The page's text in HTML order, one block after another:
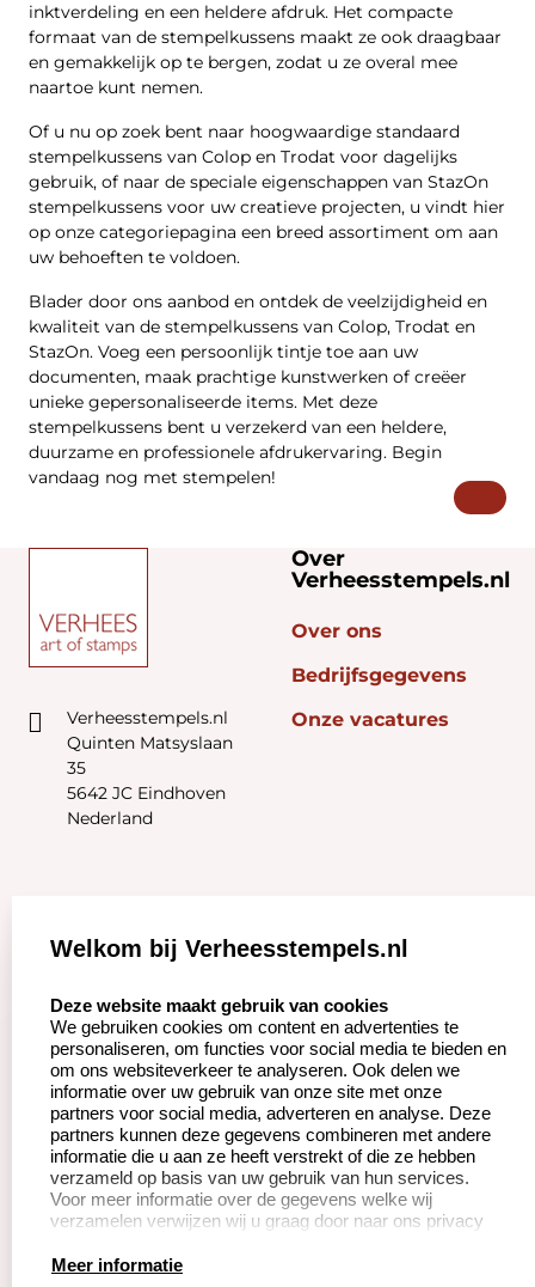
inktverdeling en een heldere afdruk. Het compacte
formaat van de stempelkussens maakt ze ook draagbaar
en gemakkelijk op te bergen, zodat u ze overal mee
naartoe kunt nemen.
Of u nu op zoek bent naar hoogwaardige standaard
stempelkussens van Colop en Trodat voor dagelijks
gebruik, of naar de speciale eigenschappen van StazOn
stempelkussens voor uw creatieve projecten, u vindt hier
op onze categoriepagina een breed assortiment om aan
uw behoeften te voldoen.
Blader door ons aanbod en ontdek de veelzijdigheid en
kwaliteit van de stempelkussens van Colop, Trodat en
StazOn. Voeg een persoonlijk tintje toe aan uw
documenten, maak prachtige kunstwerken of creëer
unieke gepersonaliseerde items. Met deze
stempelkussens bent u verzekerd van een heldere,
duurzame en professionele afdrukervaring. Begin
vandaag nog met stempelen!
Verheesstempels.nl
Quinten Matsyslaan
35
5642 JC Eindhoven
Nederland
Over
Verheesstempels.nl
Over ons
Bedrijfsgegevens
Onze vacatures
Zakelijk:
Betaling &
Verzending
Wederverkoper
worden
Klantenservice:
Veel gestelde vragen
Herroepingsrecht
Retourneren
Productinformatie:
Instructie voor
Welkom bij Verheesstempels.nl
Deze website maakt gebruik van cookies
We gebruiken cookies om content en advertenties te
personaliseren, om functies voor social media te bieden en
om ons websiteverkeer te analyseren. Ook delen we
informatie over uw gebruik van onze site met onze
partners voor social media, adverteren en analyse. Deze
partners kunnen deze gegevens combineren met andere
informatie die u aan ze heeft verstrekt of die ze hebben
verzameld op basis van uw gebruik van hun services.
Voor meer informatie over de gegevens welke wij
verzamelen verwijzen wij u graag door naar ons privacy
Meer informatie